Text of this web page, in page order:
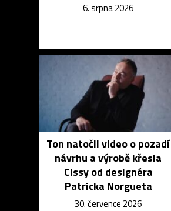
6. srpna 2026
Ton natočil video o pozadí
návrhu a výrobě křesla
Cissy od designéra
Patricka Norgueta
30. července 2026